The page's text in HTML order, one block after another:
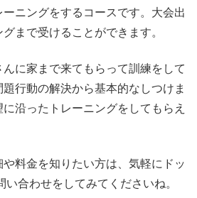
ーニングをするコースです。大会出
まで受けることができます。
に家まで来てもらって訓練をして
行動の解決から基本的なしつけま
沿ったトレーニングをしてもらえ
料金を知りたい方は、気軽にドッ
合わせをしてみてくださいね。